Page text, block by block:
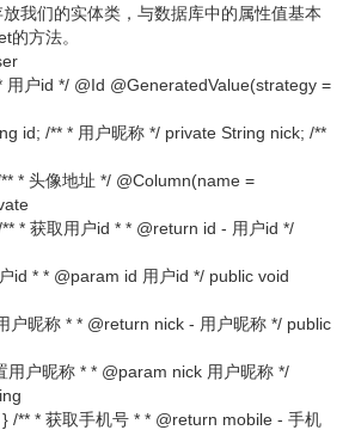
我们的实体类，与数据库中的属性值基本
的方法。
用户id */ @Id @GeneratedValue(strategy =
id; /** * 用户昵称 */ private String nick; /**
* 头像地址 */ @Column(name =
* 获取用户id * * @return id - 用户id */
id * * @param id 用户id */ public void
户昵称 * * @return nick - 用户昵称 */ public
用户昵称 * * @param nick 用户昵称 */
/** * 获取手机号 * * @return mobile - 手机